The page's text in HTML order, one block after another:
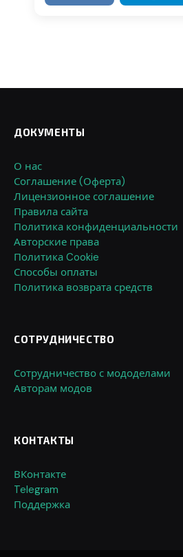
ДОКУМЕНТЫ
О нас
Соглашение (Оферта)
Лицензионное соглашение
Правила сайта
Политика конфиденциальности
Авторские права
Политика Cookie
Способы оплаты
Политика возврата средств
СОТРУДНИЧЕСТВО
Сотрудничество с мододелами
Авторам модов
КОНТАКТЫ
ВКонтакте
Telegram
Поддержка